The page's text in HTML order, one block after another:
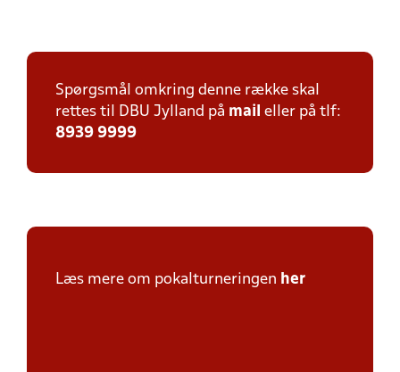
Spørgsmål omkring denne række skal
rettes til DBU Jylland på mail eller på tlf:
8939 9999
Læs mere om pokalturneringen her